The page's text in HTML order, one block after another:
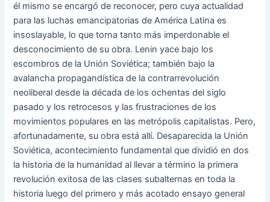
él mismo se encargó de reconocer, pero cuya actualidad
para las luchas emancipatorias de América Latina es
insoslayable, lo que torna tanto más imperdonable el
desconocimiento de su obra. Lenin yace bajo los
escombros de la Unión Soviética; también bajo la
avalancha propagandística de la contrarrevolución
neoliberal desde la década de los ochentas del siglo
pasado y los retrocesos y las frustraciones de los
movimientos populares en las metrópolis capitalistas. Pero,
afortunadamente, su obra está allí. Desaparecida la Unión
Soviética, acontecimiento fundamental que dividió en dos
la historia de la humanidad al llevar a término la primera
revolución exitosa de las clases subalternas en toda la
historia luego del primero y más acotado ensayo general